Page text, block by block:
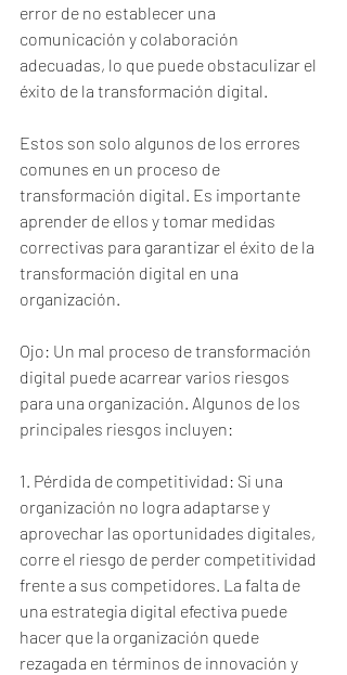
error de no establecer una
comunicación y colaboración
adecuadas, lo que puede obstaculizar el
éxito de la transformación digital.
Estos son solo algunos de los errores
comunes en un proceso de
transformación digital. Es importante
aprender de ellos y tomar medidas
correctivas para garantizar el éxito de la
transformación digital en una
organización.
Ojo: Un mal proceso de transformación
digital puede acarrear varios riesgos
para una organización. Algunos de los
principales riesgos incluyen:
1. Pérdida de competitividad: Si una
organización no logra adaptarse y
aprovechar las oportunidades digitales,
corre el riesgo de perder competitividad
frente a sus competidores. La falta de
una estrategia digital efectiva puede
hacer que la organización quede
rezagada en términos de innovación y